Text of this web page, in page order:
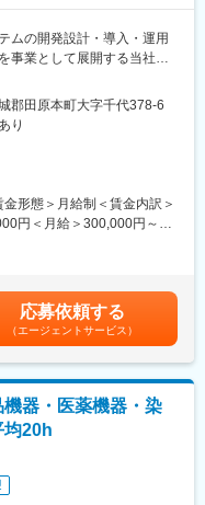
ます。年齢構成は、30代
です。
ムの開発設計・導入・運用
事業として展開する当社に
開発体制を強化すべくシス
ジェクトの進捗管理を担当
した開発業務を一部依頼し
業務等も担当していただき
郡田原本町大字千代378-6
り
形態＞月給制＜賃金内訳＞
円＜月給＞300,000円～
を通じて上下する可能性が
めた表記です。
応募依頼する
（エージェントサービス）
機器・医薬機器・染
均20h